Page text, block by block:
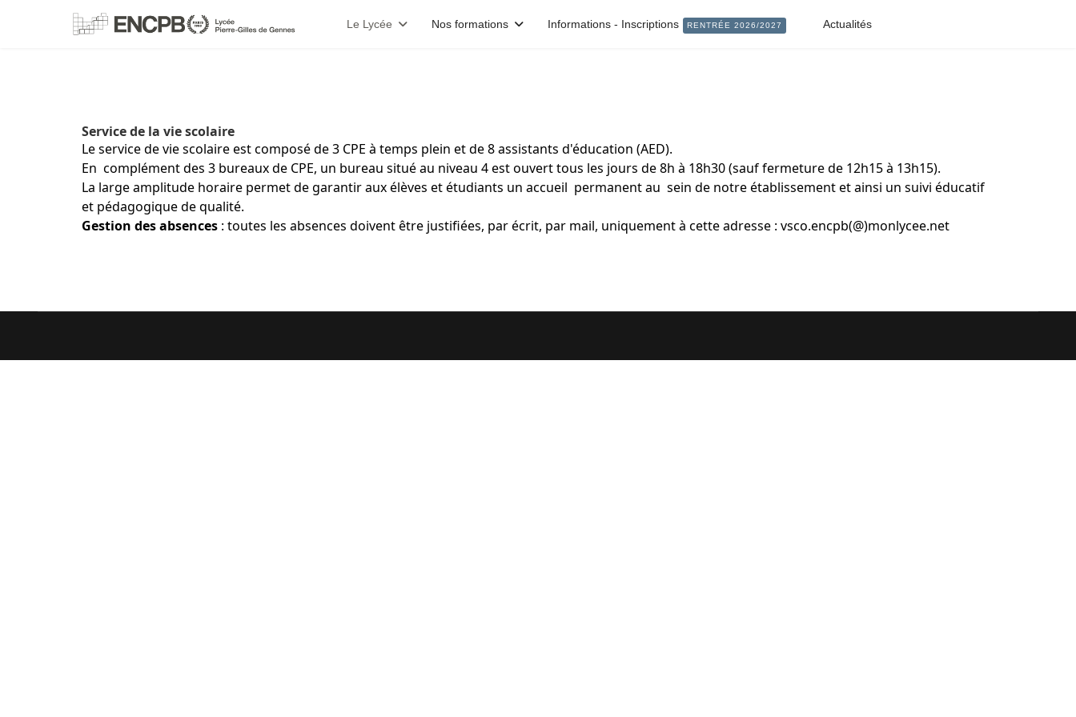
Le Lycée Nos formations Informations - Inscriptions RENTRÉE 2026/2027 Actualités
Service de la vie scolaire
Le service de vie scolaire est composé de 3 CPE à temps plein et de 8 assistants d'éducation (AED).
En complément des 3 bureaux de CPE, un bureau situé au niveau 4 est ouvert tous les jours de 8h à 18h30 (sauf fermeture de 12h15 à 13h15).
La large amplitude horaire permet de garantir aux élèves et étudiants un accueil permanent au sein de notre établissement et ainsi un suivi éducatif
et pédagogique de qualité.
Gestion des absences : toutes les absences doivent être justifiées, par écrit, par mail, uniquement à cette adresse : vsco.encpb(@)monlycee.net